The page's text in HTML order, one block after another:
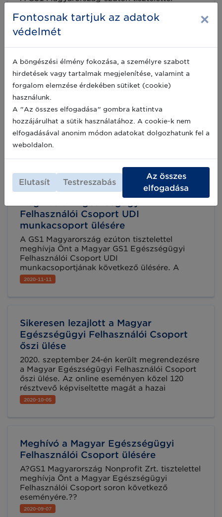
Felhasználói Csoport UDI munkacsoportjának
következő ülésére, melyre április 14-én kerül
sor, online platformon.
Meghívó a Magyar GS1 Egészségügyi
Felhasználói Csoport következő
találkozójára
A GS1 Magyarország ezúton tisztelettel
meghívja Önt a Magyar GS1 Egészségügyi
Felhasználói Csoport következő ülésére. Az
esemény során két fontos témakör kerül
ismertetésre és megvitatásra.
2021-03-23
Felhasználói Csoport UDI
munkacsoport ülésére
A GS1 Magyarország ezúton tisztelettel
meghívja Önt a Magyar GS1 Egészségügyi
Felhasználói Csoport UDI
munkacsoportjának következő ülésére. A
találkozó témája: az MDR/IVDR rendeletek
alkalmazásáttámogató szakmai szervezetek
2020-11-11
Sikeresen lezajlott a Magyar
Egészségügyi Felhasználói Csoport
őszi ülése
2020. szeptember 24-én került megrendezésre
a Magyar Egészségügyi Felhasználói Csoport
őszi ülése. Az online eseményen közel 120
résztvevő képviseltette magát a hazai
egészségügyi szektorból, beleértve a hatósági,
ipari és egészségügyi intézményi szereplőket.
2020-10-05
Meghívó a Magyar Egészségügyi
Felhasználói Csoport ülésére
A?GS1 Magyarország Nonprofit Zrt. tisztelettel
meghívja Önt a Magyar Egészségügyi
Felhasználói Csoport soron következő
eseményére.??
2020-09-07
Fontosnak tartjuk az adatok
védelmét
×
A böngészési élmény fokozása, a személyre szabott
hirdetések vagy tartalmak megjelenítése, valamint a
forgalom elemzése érdekében sütiket (cookie)
használunk.
A "Az összes elfogadása" gombra kattintva
hozzájárulhat a sütik használatához. A cookie-k nem
elfogadásával anonim módon adatokat dolgozhatunk fel a
weboldalon.
Elutasít Testreszabás
Az összes
elfogadása